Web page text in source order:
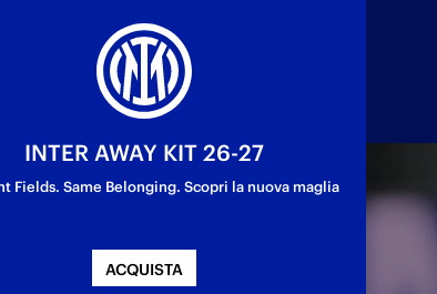
amichevole a Bengasi
INTER AWAY KIT 26-27
Fields. Same Belonging. Scopri la nuova maglia